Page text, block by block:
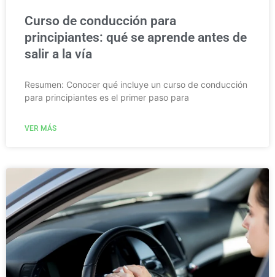
Curso de conducción para
principiantes: qué se aprende antes de
salir a la vía
Resumen: Conocer qué incluye un curso de conducción
para principiantes es el primer paso para
VER MÁS